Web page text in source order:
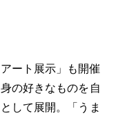
ート展示」も開催
の好きなものを自
して展開。「うま